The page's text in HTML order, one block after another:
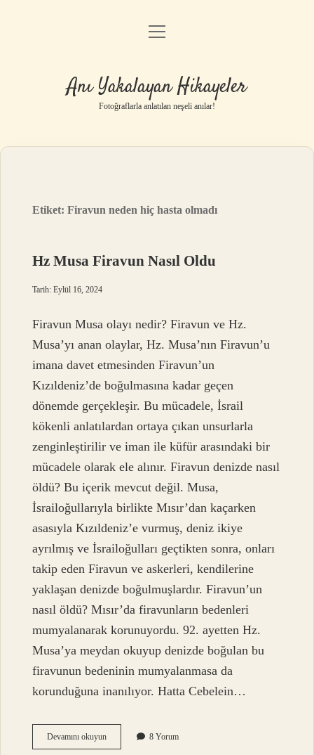
Anasayfa
Yasal Uyarı
menüyü
Anı Yakalayan Hikayeler
Fotoğraflarla anlatılan neşeli anılar!
Etiket:Firavun neden hiç hasta olmadı
Hz Musa Firavun Nasıl Oldu
Tarih: Eylül 16, 2024
Firavun Musa olayı nedir? Firavun ve Hz.
Musa’yı anan olaylar, Hz. Musa’nın Firavun’u
imana davet etmesinden Firavun’un
Kızıldeniz’de boğulmasına kadar geçen
dönemde gerçekleşir. Bu mücadele, İsrail
kökenli anlatılardan ortaya çıkan unsurlarla
zenginleştirilir ve iman ile küfür arasındaki bir
mücadele olarak ele alınır. Firavun denizde nasıl
öldü? Bu içerik mevcut değil. Musa,
İsrailoğullarıyla birlikte Mısır’dan kaçarken
asasıyla Kızıldeniz’e vurmuş, deniz ikiye
ayrılmış ve İsrailoğulları geçtikten sonra, onları
takip eden Firavun ve askerleri, kendilerine
yaklaşan denizde boğulmuşlardır. Firavun’un
nasıl öldü? Mısır’da firavunların bedenleri
mumyalanarak korunuyordu. 92. ayetten Hz.
Musa’ya meydan okuyup denizde boğulan bu
firavunun bedeninin mumyalanmasa da
korunduğuna inanılıyor. Hatta Cebelein…
Devamını okuyunHz
Musa
8 Yorum